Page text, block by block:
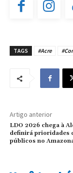
TAGS #Acre
Artigo anterior
LDO 2026 chega à
definirá prioridades
públicos no